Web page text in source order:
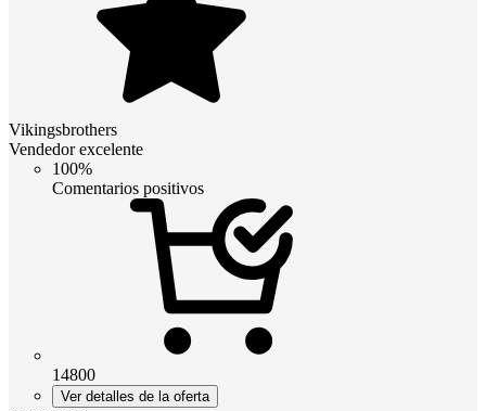
Vikingsbrothers
Vendedor excelente
100%
Comentarios positivos
14800
Ver detalles de la oferta